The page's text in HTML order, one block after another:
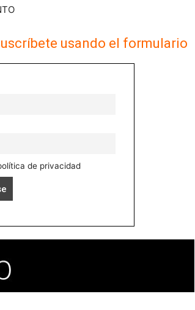
usando el formulario
de privacidad